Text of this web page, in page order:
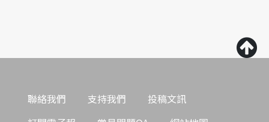
聯絡我們 支持我們
投稿文訊